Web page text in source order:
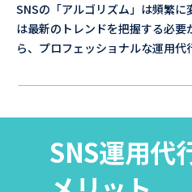
SNSの「アルゴリズム」は頻繁
は最新のトレンドを把握する必
ら、プロフェッショナルな運用代
SNS運用代